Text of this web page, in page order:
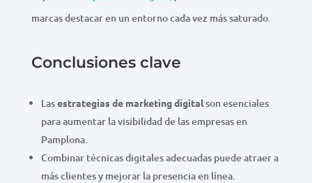
marcas destacar en un entorno cada vez más saturado.
Conclusiones clave
Lasestrategias de marketing digitalson esenciales
para aumentar la visibilidad de las empresas en
Pamplona.
Combinar técnicas digitales adecuadas puede atraer a
más clientes y mejorar la presencia en línea.